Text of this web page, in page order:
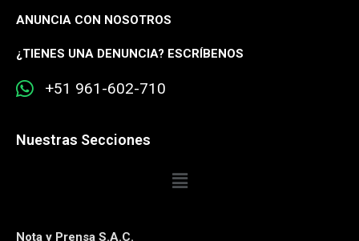
ANUNCIA CON NOSOTROS
¿TIENES UNA DENUNCIA? ESCRÍBENOS
+51 961-602-710
Nuestras Secciones
Nota y Prensa S.A.C.